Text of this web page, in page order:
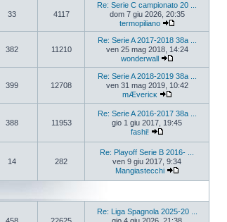
33 4117
Re: Serie C campionato 20 ...
dom 7 giu 2026, 20:35
termopiliano
382 11210
Re: Serie A 2017-2018 38a ...
ven 25 mag 2018, 14:24
wonderwall
399 12708
Re: Serie A 2018-2019 38a ...
ven 31 mag 2019, 10:42
mÆvericĸ
388 11953
Re: Serie A 2016-2017 38a ...
gio 1 giu 2017, 19:45
fashi!
14 282
Re: Playoff Serie B 2016- ...
ven 9 giu 2017, 9:34
Mangiastecchi
Re: Liga Spagnola 2025-20 ...